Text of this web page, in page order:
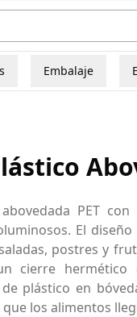
Embalaje
PET
El
postres y
cierre
plástico en
los alimentos